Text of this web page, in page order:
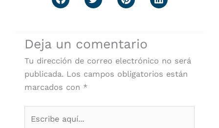
Deja un comentario
Tu dirección de correo electrónico no será
publicada. Los campos obligatorios están
marcados con *